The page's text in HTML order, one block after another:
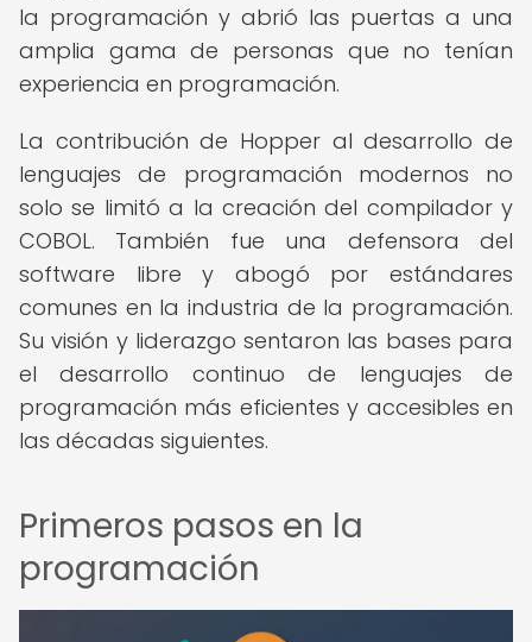
la programación y abrió las puertas a una
amplia gama de personas que no tenían
experiencia en programación.
La contribución de Hopper al desarrollo de
lenguajes de programación modernos no
solo se limitó a la creación del compilador y
COBOL. También fue una defensora del
software libre y abogó por estándares
comunes en la industria de la programación.
Su visión y liderazgo sentaron las bases para
el desarrollo continuo de lenguajes de
programación más eficientes y accesibles en
las décadas siguientes.
Primeros pasos en la
programación